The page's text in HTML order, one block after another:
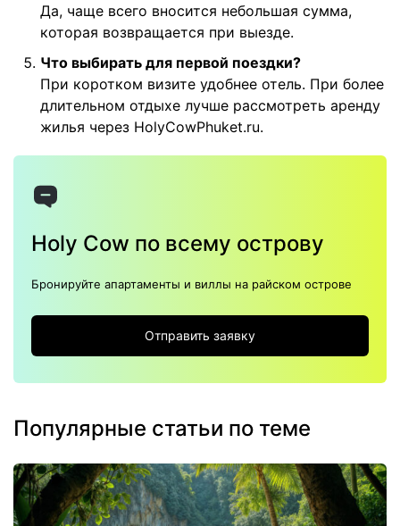
Да, чаще всего вносится небольшая сумма,
которая возвращается при выезде.
Что выбирать для первой поездки?
При коротком визите удобнее отель. При более
длительном отдыхе лучше рассмотреть аренду
жилья через HolyCowPhuket.ru.
Holy Cow по всему острову
Бронируйте апартаменты и виллы на райском острове
Отправить заявку
Популярные статьи по теме